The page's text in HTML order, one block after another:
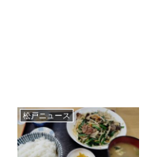
松戸ニュース